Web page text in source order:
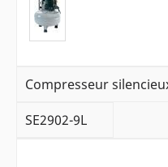
Compresseur
SE2902-9L